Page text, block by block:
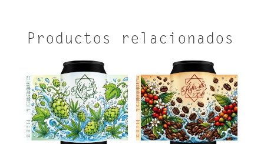
Productos relacionados